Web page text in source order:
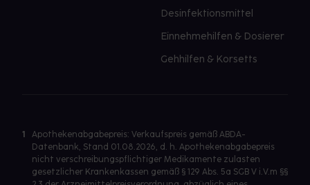
Desinfektionsmittel
Einnehmehilfen & Dosierer
Gehhilfen & Korsetts
1
Apothekenabgabepreis: Verkaufspreis gemäß ABDA-
Datenbank, Stand 01.08.2026, d. h. Apothekenabgabepreis
nicht verschreibungspflichtiger Medikamente zulasten
gesetzlicher Krankenkassen gemäß § 129 Abs. 5a SGB V i.V.m §§